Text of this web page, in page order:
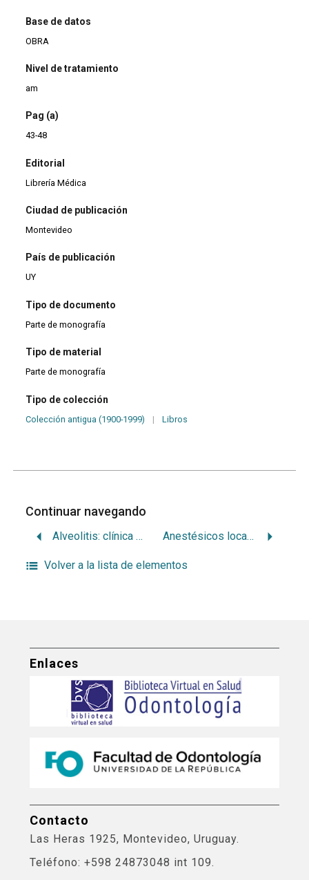
Base de datos
OBRA
Nivel de tratamiento
am
Pag (a)
43-48
Editorial
Librería Médica
Ciudad de publicación
Montevideo
País de publicación
UY
Tipo de documento
Parte de monografía
Tipo de material
Parte de monografía
Tipo de colección
Colección antigua (1900-1999) | Libros
Continuar navegando
Alveolitis: clínica y tratamiento Anestésicos locales
Volver a la lista de elementos
Enlaces
Contacto
Las Heras 1925, Montevideo, Uruguay.
Teléfono: +598 24873048 int 109.